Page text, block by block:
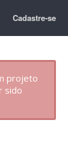
Cadastre-se
projeto
sido